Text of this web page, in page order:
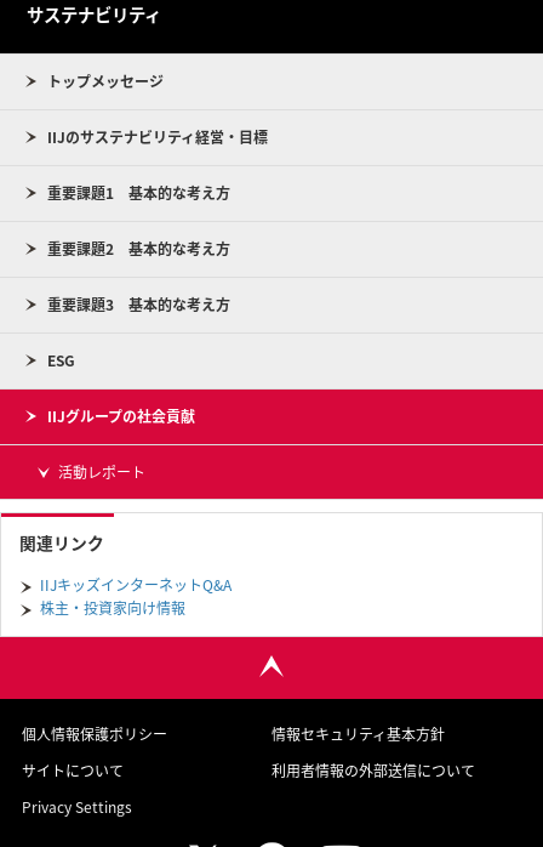
サステナビリティ
トップメッセージ
IIJのサステナビリティ経営・目標
重要課題1 基本的な考え方
重要課題2 基本的な考え方
重要課題3 基本的な考え方
ESG
IIJグループの社会貢献
活動レポート
関連リンク
IIJキッズインターネットQ&A
株主・投資家向け情報
個人情報保護ポリシー
情報セキュリティ基本方針
サイトについて
利用者情報の外部送信について
Privacy Settings